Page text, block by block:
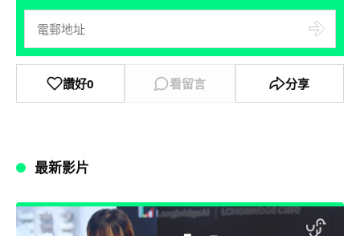
讚好0 看留言 分享
最新影片